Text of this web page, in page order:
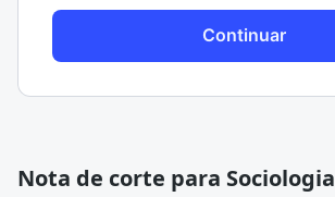
Continuar
Nota de corte para Sociologia